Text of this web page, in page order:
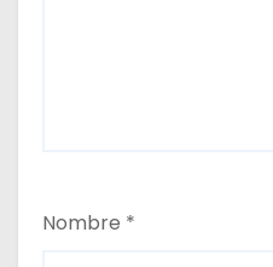
Nombre *